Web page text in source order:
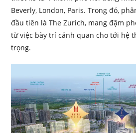
Beverly, London, Paris. Trong đó,
đầu tiên là The Zurich, mang đậm
từ việc bày trí cảnh quan cho tới hệ
trọng.